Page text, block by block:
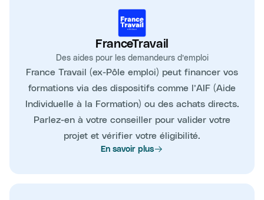
FranceTravail
Des aides pour les demandeurs d’emploi
France Travail (ex-Pôle emploi) peut financer vos
formations via des dispositifs comme l’AIF (Aide
Individuelle à la Formation) ou des achats directs.
Parlez-en à votre conseiller pour valider votre
projet et vérifier votre éligibilité.
En savoir plus